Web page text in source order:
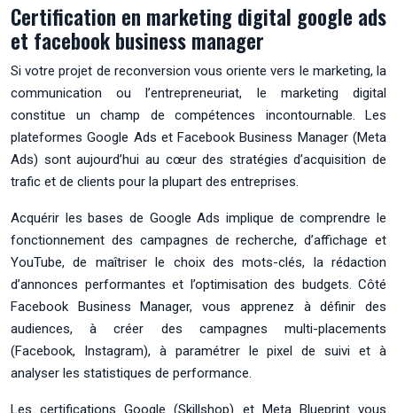
Certification en marketing digital google ads
et facebook business manager
Si votre projet de reconversion vous oriente vers le marketing, la
communication ou l’entrepreneuriat, le marketing digital
constitue un champ de compétences incontournable. Les
plateformes Google Ads et Facebook Business Manager (Meta
Ads) sont aujourd’hui au cœur des stratégies d’acquisition de
trafic et de clients pour la plupart des entreprises.
Acquérir les bases de Google Ads implique de comprendre le
fonctionnement des campagnes de recherche, d’affichage et
YouTube, de maîtriser le choix des mots-clés, la rédaction
d’annonces performantes et l’optimisation des budgets. Côté
Facebook Business Manager, vous apprenez à définir des
audiences, à créer des campagnes multi-placements
(Facebook, Instagram), à paramétrer le pixel de suivi et à
analyser les statistiques de performance.
Les certifications Google (Skillshop) et Meta Blueprint vous